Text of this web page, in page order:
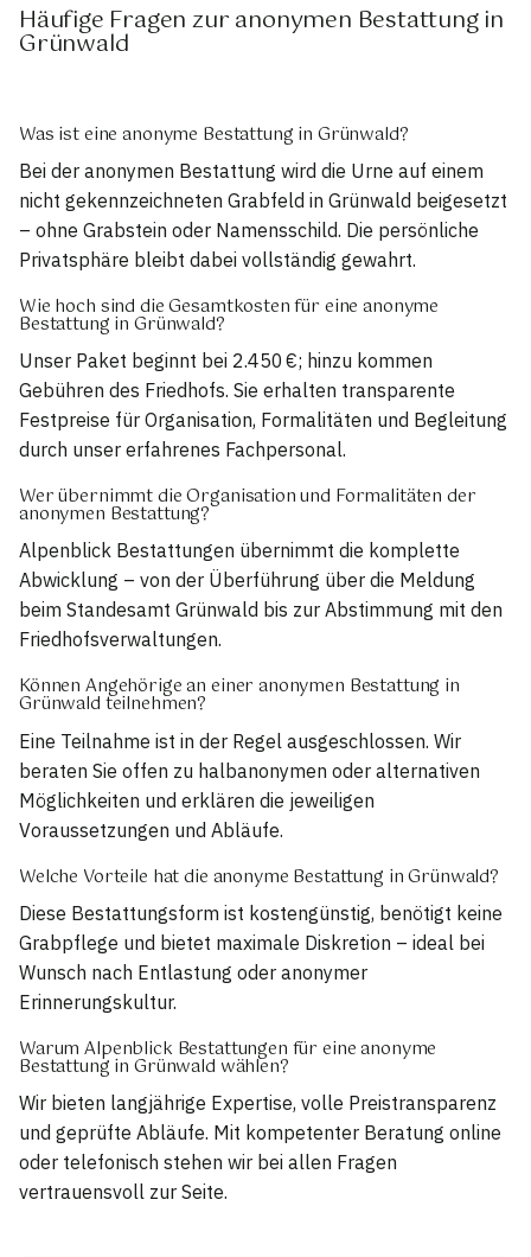
Häufige Fragen zur anonymen Bestattung in
Grünwald
Was ist eine anonyme Bestattung in Grünwald?
Bei der anonymen Bestattung wird die Urne auf einem
nicht gekennzeichneten Grabfeld in Grünwald beigesetzt
– ohne Grabstein oder Namensschild. Die persönliche
Privatsphäre bleibt dabei vollständig gewahrt.
Wie hoch sind die Gesamtkosten für eine anonyme
Bestattung in Grünwald?
Unser Paket beginnt bei 2.450 €; hinzu kommen
Gebühren des Friedhofs. Sie erhalten transparente
Festpreise für Organisation, Formalitäten und Begleitung
durch unser erfahrenes Fachpersonal.
Wer übernimmt die Organisation und Formalitäten der
anonymen Bestattung?
Alpenblick Bestattungen übernimmt die komplette
Abwicklung – von der Überführung über die Meldung
beim Standesamt Grünwald bis zur Abstimmung mit den
Friedhofsverwaltungen.
Können Angehörige an einer anonymen Bestattung in
Grünwald teilnehmen?
Eine Teilnahme ist in der Regel ausgeschlossen. Wir
beraten Sie offen zu halbanonymen oder alternativen
Möglichkeiten und erklären die jeweiligen
Voraussetzungen und Abläufe.
Welche Vorteile hat die anonyme Bestattung in Grünwald?
Diese Bestattungsform ist kostengünstig, benötigt keine
Grabpflege und bietet maximale Diskretion – ideal bei
Wunsch nach Entlastung oder anonymer
Erinnerungskultur.
Warum Alpenblick Bestattungen für eine anonyme
Bestattung in Grünwald wählen?
Wir bieten langjährige Expertise, volle Preistransparenz
und geprüfte Abläufe. Mit kompetenter Beratung online
oder telefonisch stehen wir bei allen Fragen
vertrauensvoll zur Seite.